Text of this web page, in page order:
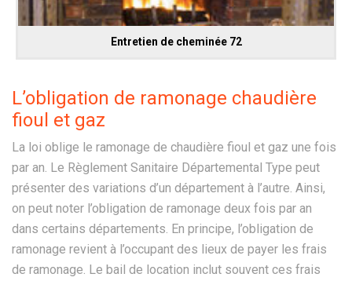
Entretien de cheminée 72
L’obligation de ramonage chaudière
fioul et gaz
La loi oblige le ramonage de chaudière fioul et gaz une fois
par an. Le Règlement Sanitaire Départemental Type peut
présenter des variations d’un département à l’autre. Ainsi,
on peut noter l’obligation de ramonage deux fois par an
dans certains départements. En principe, l’obligation de
ramonage revient à l’occupant des lieux de payer les frais
de ramonage. Le bail de location inclut souvent ces frais